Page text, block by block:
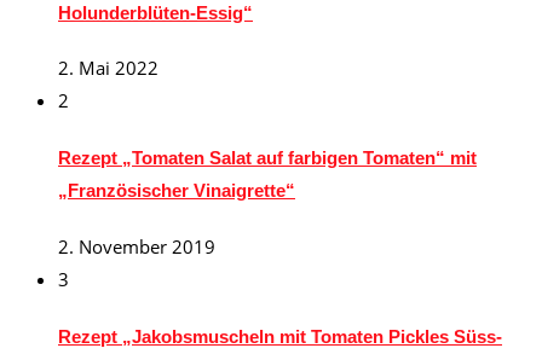
Holunderblüten-Essig“
2. Mai 2022
2
Rezept „Tomaten Salat auf farbigen Tomaten“ mit
„Französischer Vinaigrette“
2. November 2019
3
Rezept „Jakobsmuscheln mit Tomaten Pickles Süss-